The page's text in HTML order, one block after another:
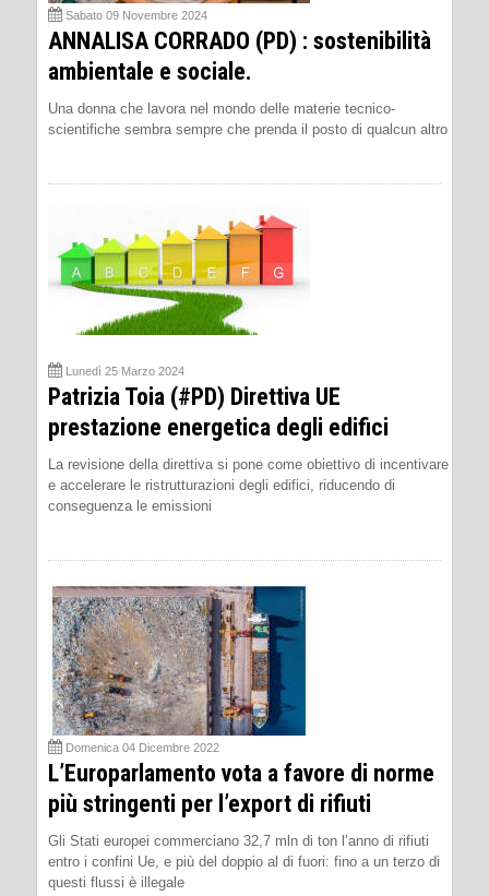
Sabato 09 Novembre 2024
ANNALISA CORRADO (PD) : sostenibilità
ambientale e sociale.
Una donna che lavora nel mondo delle materie tecnico-
scientifiche sembra sempre che prenda il posto di qualcun altro
Lunedì 25 Marzo 2024
Patrizia Toia (#PD) Direttiva UE
prestazione energetica degli edifici
La revisione della direttiva si pone come obiettivo di incentivare
e accelerare le ristrutturazioni degli edifici, riducendo di
conseguenza le emissioni
Domenica 04 Dicembre 2022
L’Europarlamento vota a favore di norme
più stringenti per l’export di rifiuti
Gli Stati europei commerciano 32,7 mln di ton l’anno di rifiuti
entro i confini Ue, e più del doppio al di fuori: fino a un terzo di
questi flussi è illegale